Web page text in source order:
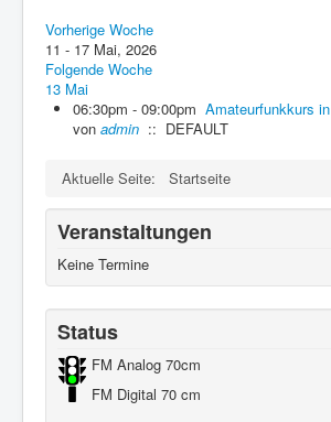
Vorherige Woche
11 - 17 Mai, 2026
Folgende Woche
13 Mai
06:30pm - 09:00pm Amateurfunkkurs
von admin :: DEFAULT
Aktuelle Seite: Startseite
Veranstaltungen
Keine Termine
Status
FM Analog 70cm
FM Digital 70 cm